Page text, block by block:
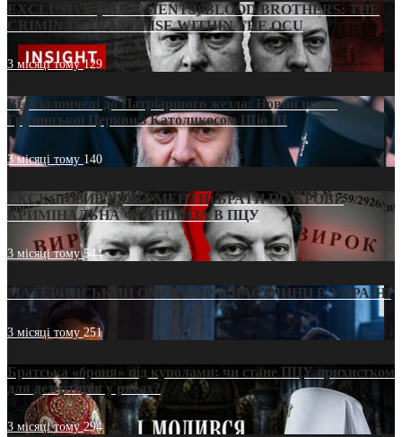
EXCLUSIVE (DOCUMENTS)/BLOOD BROTHERS: THE
CRIMINAL FRANCHISE WITHIN THE OCU
3 місяці тому129
Від віолончелі до Патріаршого жезла: Новий шлях
Грузинської Церкви з Католикосом Шіо III
3 місяці тому 140
ЕКСКЛЮЗИВ (ДОКУМЕНТИ)/БРАТИ ПО КРОВІ:
КРИМІНАЛЬНА ФРАНШИЗА В ПЦУ
3 місяці тому544
МАТЕРИНСЬКИЙ ОМОРФОР В ЧАС ВІЙНИ В УКРАЇНІ
3 місяці тому251
Братська «броня» під куполами: чи стане ПЦУ прихистком
для дезертирів у рясах?
3 місяці тому294